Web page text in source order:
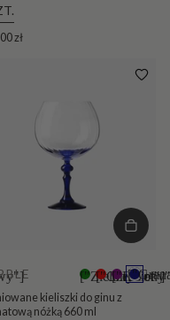
zł
["Zielony"]
["Fiolet"]
+5
kieliszki do ginu z
nóżką 660 ml